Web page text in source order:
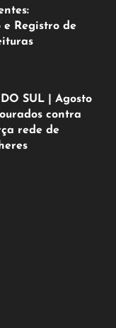
e Registro de
SUL | Agosto
contra
rede de